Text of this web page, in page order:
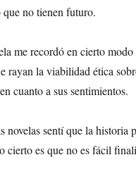
que no tienen futuro.
me recordó en cierto modo
rayan la viabilidad ética
cuanto a sus sentimientos.
novelas sentí que la
cierto es que no es fácil